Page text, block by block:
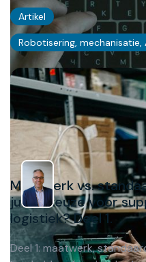
Artikel
Robotisering, mechanisatie,
Maatwerk vs.
juiste keuze voor
logistiek? Deel 1.
Deel 1: maatwerk,